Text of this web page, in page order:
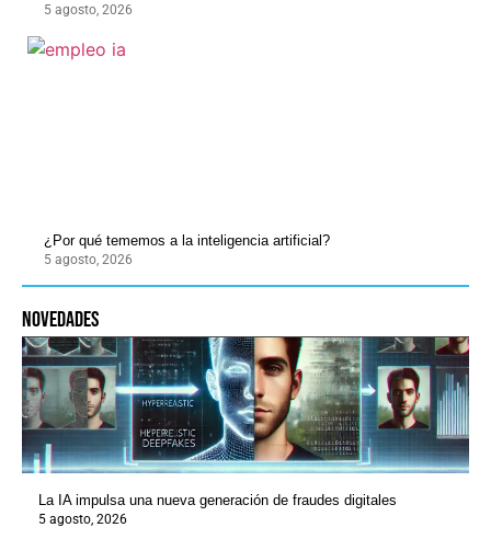
5 agosto, 2026
¿Por qué tememos a la inteligencia artificial?
5 agosto, 2026
novedades
La IA impulsa una nueva generación de fraudes digitales
5 agosto, 2026